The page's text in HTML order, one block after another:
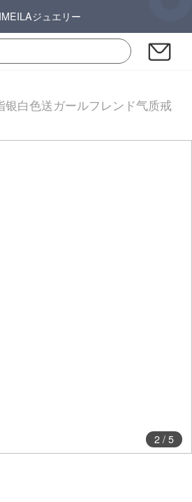
ジュエリー
银白色送ガールフレンド气质戒
2/ 5